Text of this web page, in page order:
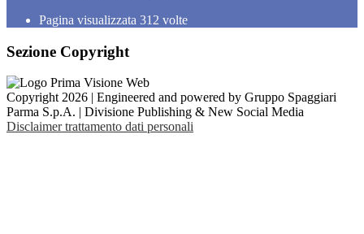
Pagina visualizzata 312 volte
Sezione Copyright
Copyright 2026 | Engineered and powered by Gruppo Spaggiari
Parma S.p.A. | Divisione Publishing & New Social Media
Disclaimer trattamento dati personali